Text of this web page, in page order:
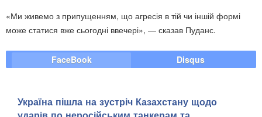
«Ми живемо з припущенням, що агресія в тій чи іншій формі
може статися вже сьогодні ввечері», — сказав Пуданс.
FaceBook Disqus
Україна пішла на зустріч Казахстану щодо